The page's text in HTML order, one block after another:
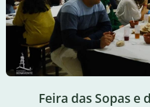
Feira das Sopas e